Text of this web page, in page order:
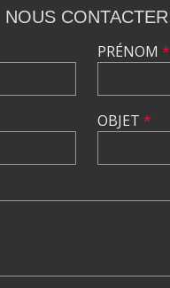
NOUS CONTACTER
PRÉNOM *
OBJET *